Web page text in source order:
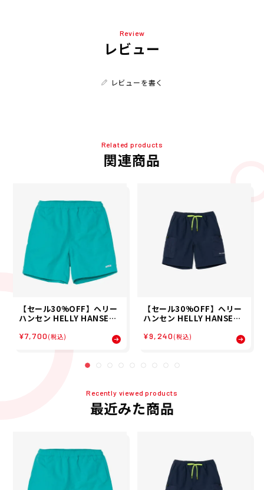
Review
レビュー
レビューを書く
Related products
関連商品
【セール30%OFF】ヘリー
ハンセン HELLY HANSEN
ショーツ BASK MID SHOR
TS ショートパンツ ハーフパ
ンツ HOE22625-CM 26SS
¥7,700 (税込)
【セール30%OFF】ヘリー
ハンセン HELLY HANSEN
ツ ショートパンツ ハーフパ
ンツ HOE22623-ON 26SS
¥9,240 (税込)
Recently viewed products
最近みた商品